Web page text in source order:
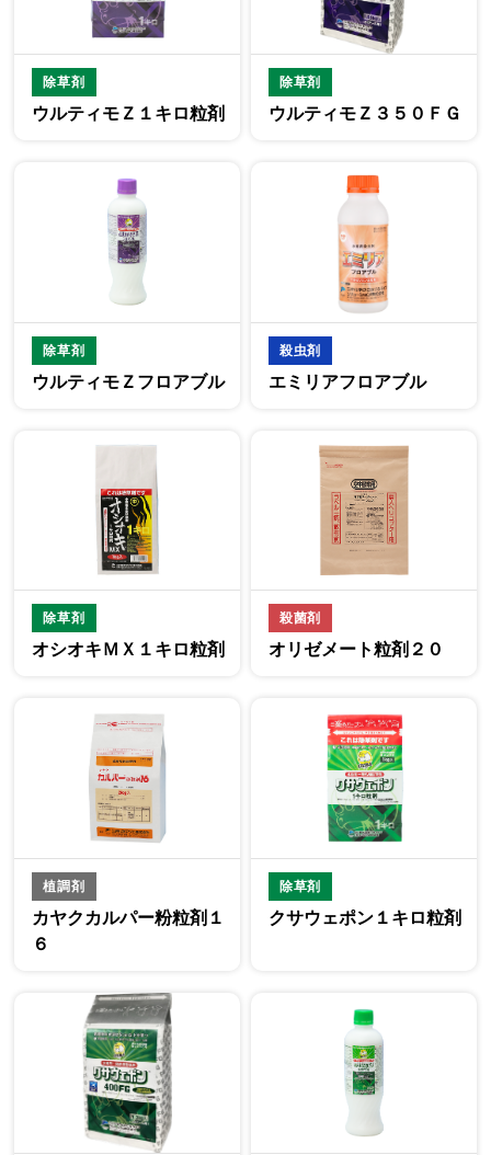
除草剤
ウルティモＺ１キロ粒剤
除草剤
ウルティモＺ３５０ＦＧ
除草剤
ウルティモＺフロアブル
殺虫剤
エミリアフロアブル
除草剤
オシオキＭＸ１キロ粒剤
殺菌剤
オリゼメート粒剤２０
植調剤
カヤクカルパー粉粒剤１
６
除草剤
クサウェポン１キロ粒剤